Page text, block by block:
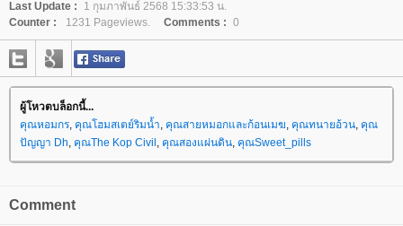
Last Update :
1 กุมภาพันธ์ 2568 15:33:53 น.
Counter :
1231 Pageviews. Comments : 0
ผู้โหวตบล็อกนี้...
คุณหอมกร, คุณโฮมสเตย์ริมน้ำ, คุณสายหมอกและก้อนเมฆ, คุณทนายอ้วน, คุณ
ปัญญา Dh, คุณThe Kop Civil , คุณสองแผ่นดิน, คุณSweet_pills
Comment